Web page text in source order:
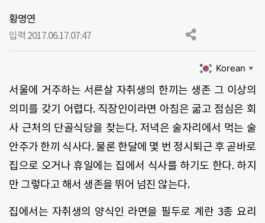
황명연
입력 2017.06.17.07:47
Korean ▼
서울에 거주하는 서른살 자취생의 한끼는 생존 그 이상의
의미를 갖기 어렵다. 직장인이라면 아침은 굶고 점심은 회
사 근처의 단골식당을 찾는다. 저녁은 술자리에서 먹는 술
안주가 한끼 식사다. 물론 한달에 몇 번 정시퇴근 후 곧바로
집으로 오거나 휴일에는 집에서 식사를 하기도 한다. 하지
만 그렇다고 해서 생존을 뛰어 넘진 않는다.
집에서는 자취생의 양식인 라면을 필두로 계란 3종 요리